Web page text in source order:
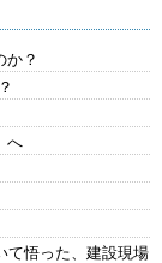
か？
へ
て悟った、建設現場